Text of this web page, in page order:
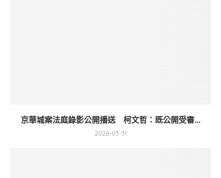
京華城案法庭錄影公開播送 柯文哲：既公開受審...
2026-03-31